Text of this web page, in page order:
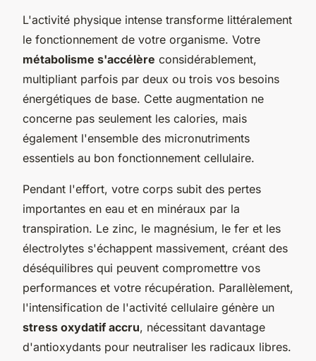
L'activité physique intense transforme littéralement
le fonctionnement de votre organisme. Votre
métabolisme s'accélère considérablement,
multipliant parfois par deux ou trois vos besoins
énergétiques de base. Cette augmentation ne
concerne pas seulement les calories, mais
également l'ensemble des micronutriments
essentiels au bon fonctionnement cellulaire.
Pendant l'effort, votre corps subit des pertes
importantes en eau et en minéraux par la
transpiration. Le zinc, le magnésium, le fer et les
électrolytes s'échappent massivement, créant des
déséquilibres qui peuvent compromettre vos
performances et votre récupération. Parallèlement,
l'intensification de l'activité cellulaire génère un
stress oxydatif accru, nécessitant davantage
d'antioxydants pour neutraliser les radicaux libres.